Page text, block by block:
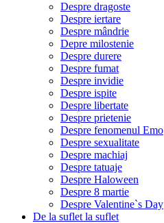
Despre dragoste
Despre iertare
Despre mândrie
Depre milostenie
Despre durere
Despre fumat
Despre invidie
Despre ispite
Despre libertate
Despre prietenie
Despre fenomenul Emo
Despre sexualitate
Despre machiaj
Despre tatuaje
Despre Haloween
Despre 8 martie
Despre Valentine`s Day
De la suflet la suflet